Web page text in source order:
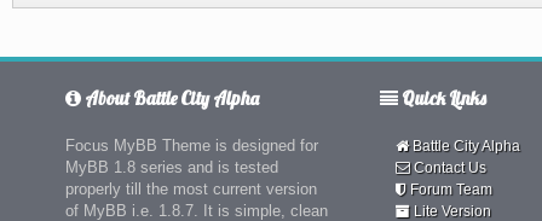
About Battle City Alpha
Focus MyBB Theme is designed for
MyBB 1.8 series and is tested
properly till the most current version
of MyBB i.e. 1.8.7. It is simple, clean
Quick Links
Battle City Alpha
Contact Us
Forum Team
Lite Version